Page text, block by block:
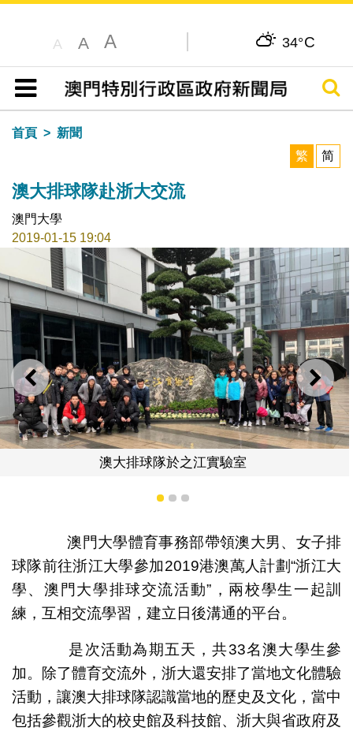
A A A 34°C
目錄
搜尋
首頁
新聞
繁
简
澳大排球隊赴浙大交流
澳門大學
2019-01-15 19:04
上一則 下一
1 2 3
澳門大學體育事務部帶領澳大男、女子排
球隊前往浙江大學參加2019港澳萬人計劃“浙江大
學、澳門大學排球交流活動”，兩校學生一起訓
練，互相交流學習，建立日後溝通的平台。
是次活動為期五天，共33名澳大學生參
加。除了體育交流外，浙大還安排了當地文化體驗
活動，讓澳大排球隊認識當地的歷史及文化，當中
包括參觀浙大的校史館及科技館、浙大與省政府及